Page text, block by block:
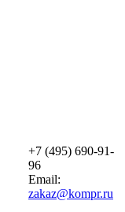
+7 (495) 690-91-
96
Email:
zakaz@kompr.ru